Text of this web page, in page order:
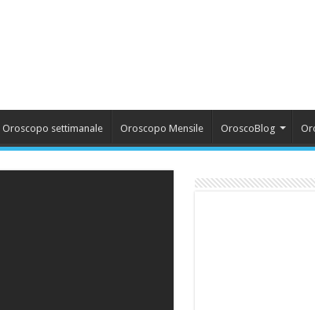
Oroscopo settimanale Oroscopo Mensile OroscoBlog